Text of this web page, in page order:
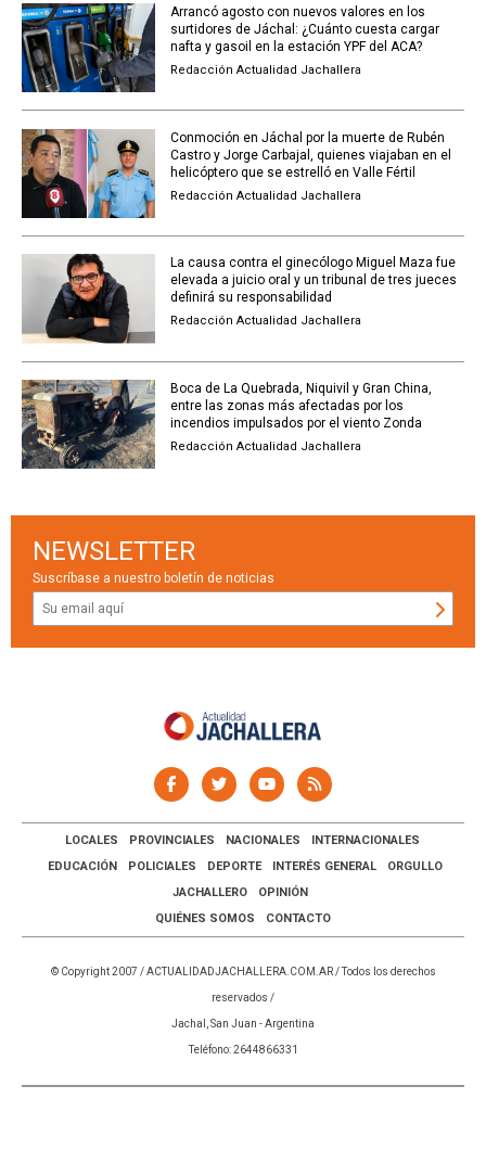
Arrancó agosto con nuevos valores en los
surtidores de Jáchal: ¿Cuánto cuesta cargar
nafta y gasoil en la estación YPF del ACA?
Redacción Actualidad Jachallera
Conmoción en Jáchal por la muerte de Rubén
Castro y Jorge Carbajal, quienes viajaban en el
helicóptero que se estrelló en Valle Fértil
Redacción Actualidad Jachallera
La causa contra el ginecólogo Miguel Maza fue
elevada a juicio oral y un tribunal de tres jueces
definirá su responsabilidad
Redacción Actualidad Jachallera
Boca de La Quebrada, Niquivil y Gran China,
entre las zonas más afectadas por los
incendios impulsados por el viento Zonda
Redacción Actualidad Jachallera
NEWSLETTER
Suscríbase a nuestro boletín de noticias
LOCALES PROVINCIALES NACIONALES
INTERNACIONALES
EDUCACIÓN
POLICIALES DEPORTE INTERÉS GENERAL
ORGULLO
JACHALLERO
OPINIÓN
QUIÉNES SOMOS
CONTACTO
© Copyright 2007 /ACTUALIDADJACHALLERA.COM.AR/ Todos los derechos
reservados /
Jachal, San Juan - Argentina
Teléfono: 2644866331